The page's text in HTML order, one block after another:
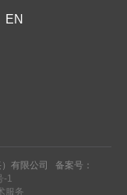
EN
有限公司 备案号：
-1
服务